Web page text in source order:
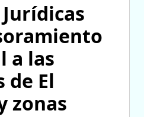
a las
de El
zonas